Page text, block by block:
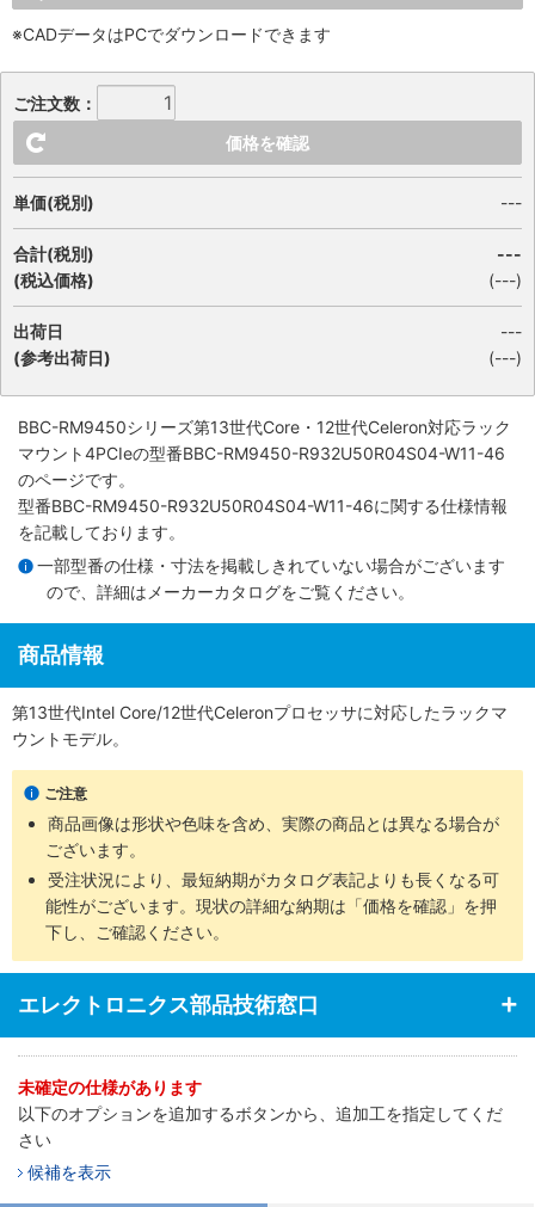
※CADデータはPCでダウンロードできます
ご注文数：
価格を確認
単価(税別) ---
合計(税別)
(税込価格)
---
(---)
出荷日
(参考出荷日)
---
(---)
BBC-RM9450シリーズ第13世代Core・12世代Celeron対応ラック
マウント4PCIeの型番BBC-RM9450-R932U50R04S04-W11-46
のページです。
型番BBC-RM9450-R932U50R04S04-W11-46に関する仕様情報
を記載しております。
一部型番の仕様・寸法を掲載しきれていない場合がございます
ので、詳細は メーカーカタログをご覧ください。
商品情報
第13世代Intel Core/12世代Celeronプロセッサに対応したラックマ
ウントモデル。
ご注意
商品画像は形状や色味を含め、実際の商品とは異なる場合が
ございます。
受注状況により、最短納期がカタログ表記よりも長くなる可
能性がございます。現状の詳細な納期は「価格を確認」を押
下し、ご確認ください。
エレクトロニクス部品技術窓口
未確定の仕様があります
以下のオプションを追加するボタンから、追加工を指定してくだ
さい
候補を表示